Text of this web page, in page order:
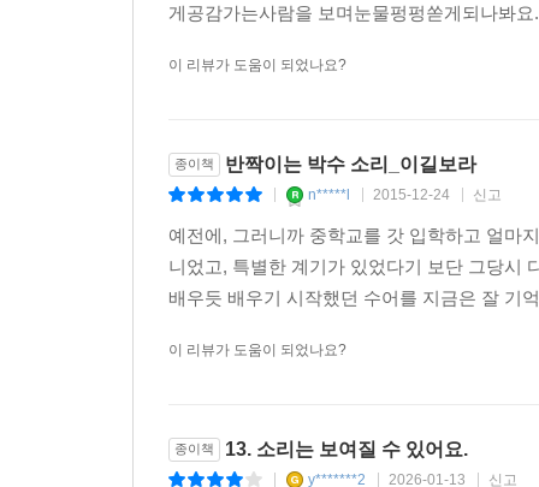
게공감가는사람을 보며눈물펑펑쏟게되나봐
이 리뷰가 도움이 되었나요?
종이책 반짝이는 박수 소리_이길보라
n*****l 2015-12-24 신고
예전에, 그러니까 중학교를 갓 입학하고 얼마
니었고, 특별한 계기가 있었다기 보단 그당시
배우듯 배우기 시작했던 수어를 지금은 잘 기
이 리뷰가 도움이 되었나요?
종이책 13. 소리는 보여질 수 있어요.
y*******2 2026-01-13 신고